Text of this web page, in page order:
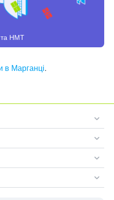
та НМТ
в Марганці.